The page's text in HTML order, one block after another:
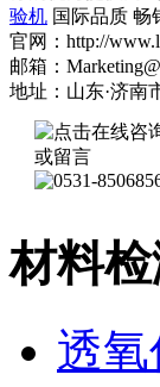
验机 国际品质 畅
官网：http://
邮箱：
地址：山东·济南
材料
透氧